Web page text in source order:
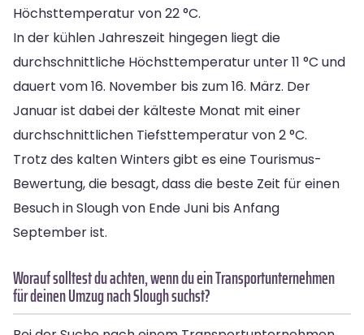
Höchsttemperatur von 22 °C.
In der kühlen Jahreszeit hingegen liegt die
durchschnittliche Höchsttemperatur unter 11 °C und
dauert vom 16. November bis zum 16. März. Der
Januar ist dabei der kälteste Monat mit einer
durchschnittlichen Tiefsttemperatur von 2 °C.
Trotz des kalten Winters gibt es eine Tourismus-
Bewertung, die besagt, dass die beste Zeit für einen
Besuch in Slough von Ende Juni bis Anfang
September ist.
Worauf solltest du achten, wenn du ein Transportunternehmen
für deinen Umzug nach Slough suchst?